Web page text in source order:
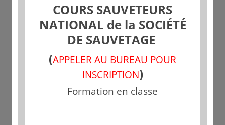
COURS SAUVETEURS
NATIONAL de la SOCIÉTÉ
DE SAUVETAGE
(APPELER AU BUREAU POUR
INSCRIPTION)
Formation en classe